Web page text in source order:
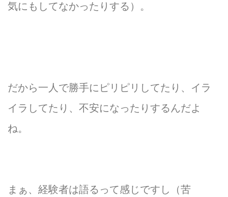
気にもしてなかったりする）。
だから一人で勝手にピリピリしてたり、イラ
イラしてたり、不安になったりするんだよ
ね。
まぁ、経験者は語るって感じですし（苦